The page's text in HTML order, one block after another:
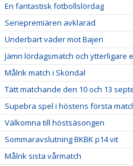
En fantastisk fotbollslördag
Seriepremiären avklarad
Underbart väder mot Bajen
Jämn lördagsmatch och ytterligare
Målrik match i Sköndal
Tätt matchande den 10 och 13
Supebra spel i höstens första
Välkomna till höstsäsongen
Sommaravslutning BKBK p14 vit
Målrik sista vårmatch